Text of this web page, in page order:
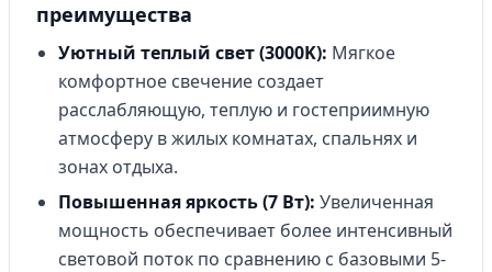
преимущества
Уютный теплый свет (3000K): Мягкое
комфортное свечение создает
расслабляющую, теплую и гостеприимную
атмосферу в жилых комнатах, спальнях и
зонах отдыха.
Повышенная яркость (7 Вт): Увеличенная
мощность обеспечивает более интенсивный
световой поток по сравнению с базовыми 5-